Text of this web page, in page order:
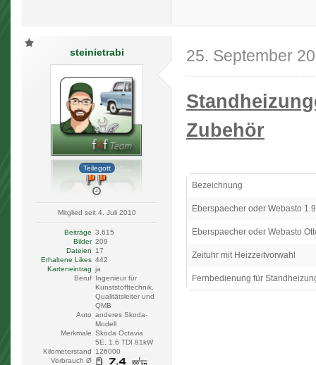
steinietrabi
Teilegott
Mitglied seit 4. Juli 2010
Beiträge 3.615
Bilder 209
Dateien
17
Erhaltene Likes 442
Karteneintrag ja
Beruf Ingenieur für
Kunststofftechnik,
Qualitätsleiter und
QMB
Auto anderes Skoda-
Modell
Merkmale Skoda Octavia
5E, 1.6 TDI 81kW
Kilometerstand
126000
Verbrauch Ø
25. September
Zubehör
Bezeichnung
Eberspaecher oder Webasto
Eberspaecher oder Webasto
Zeituhr mit Heizzeitvorwahl
Fernbedienung für